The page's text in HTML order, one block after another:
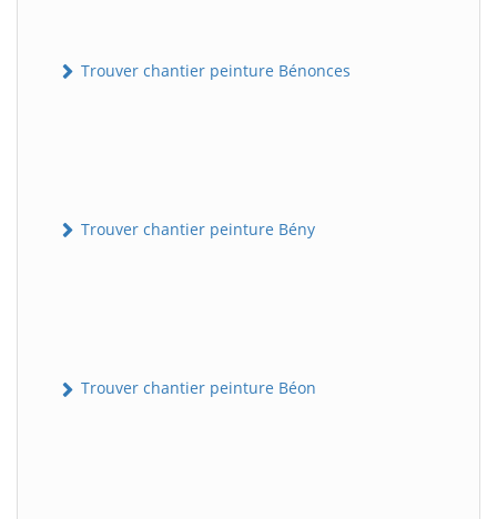
Trouver chantier peinture Bénonces
Trouver chantier peinture Bény
Trouver chantier peinture Béon